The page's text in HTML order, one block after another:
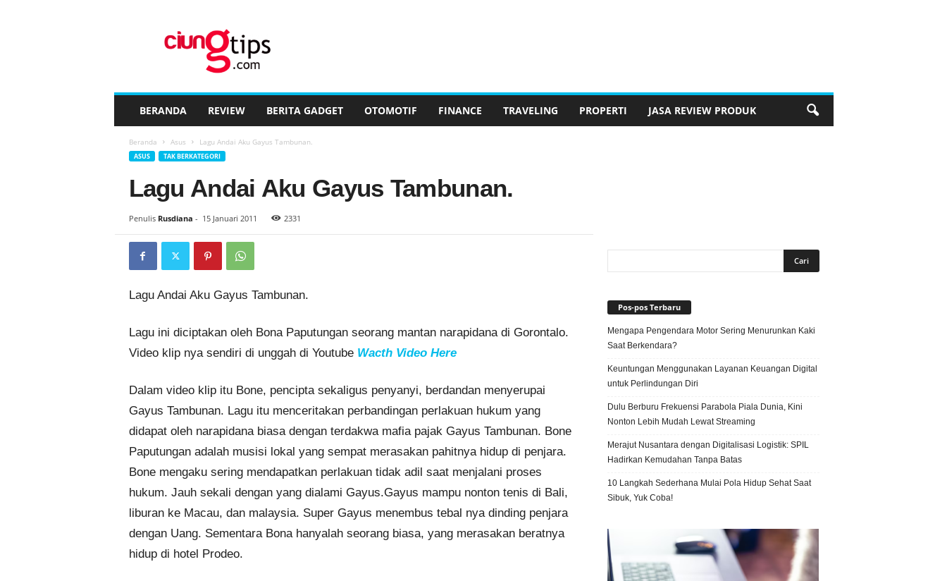
BERANDA REVIEW BERITA GADGET OTOMOTIF FINANCE TRAVELING PROPERTI JASA REVIEW PRODUK
Beranda Asus Lagu Andai Aku Gayus Tambunan.
ASUS TAK BERKATEGORI
Lagu Andai Aku Gayus Tambunan.
Penulis Rusdiana - 15 Januari 2011 2331
Lagu Andai Aku Gayus Tambunan.
Lagu ini diciptakan oleh Bona Paputungan seorang mantan narapidana di Gorontalo.
Video klip nya sendiri di unggah di Youtube Wacth Video Here
Dalam video klip itu Bone, pencipta sekaligus penyanyi, berdandan menyerupai
Gayus Tambunan. Lagu itu menceritakan perbandingan perlakuan hukum yang
didapat oleh narapidana biasa dengan terdakwa mafia pajak Gayus Tambunan. Bone
Paputungan adalah musisi lokal yang sempat merasakan pahitnya hidup di penjara.
Bone mengaku sering mendapatkan perlakuan tidak adil saat menjalani proses
hukum. Jauh sekali dengan yang dialami Gayus.Gayus mampu nonton tenis di Bali,
liburan ke Macau, dan malaysia. Super Gayus menembus tebal nya dinding penjara
dengan Uang. Sementara Bona hanyalah seorang biasa, yang merasakan beratnya
hidup di hotel Prodeo.
Pos-pos Terbaru
Mengapa Pengendara Motor Sering Menurunkan Kaki
Saat Berkendara?
Keuntungan Menggunakan Layanan Keuangan Digital
untuk Perlindungan Diri
Dulu Berburu Frekuensi Parabola Piala Dunia, Kini
Nonton Lebih Mudah Lewat Streaming
Merajut Nusantara dengan Digitalisasi Logistik: SPIL
Hadirkan Kemudahan Tanpa Batas
10 Langkah Sederhana Mulai Pola Hidup Sehat Saat
Sibuk, Yuk Coba!